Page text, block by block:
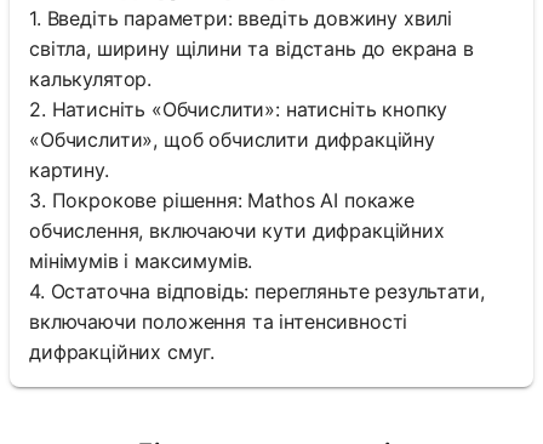
1. Введіть параметри: введіть довжину хвилі
світла, ширину щілини та відстань до екрана в
калькулятор.
2. Натисніть «Обчислити»: натисніть кнопку
«Обчислити», щоб обчислити дифракційну
картину.
3. Покрокове рішення: Mathos AI покаже
обчислення, включаючи кути дифракційних
мінімумів і максимумів.
4. Остаточна відповідь: перегляньте результати,
включаючи положення та інтенсивності
дифракційних смуг.